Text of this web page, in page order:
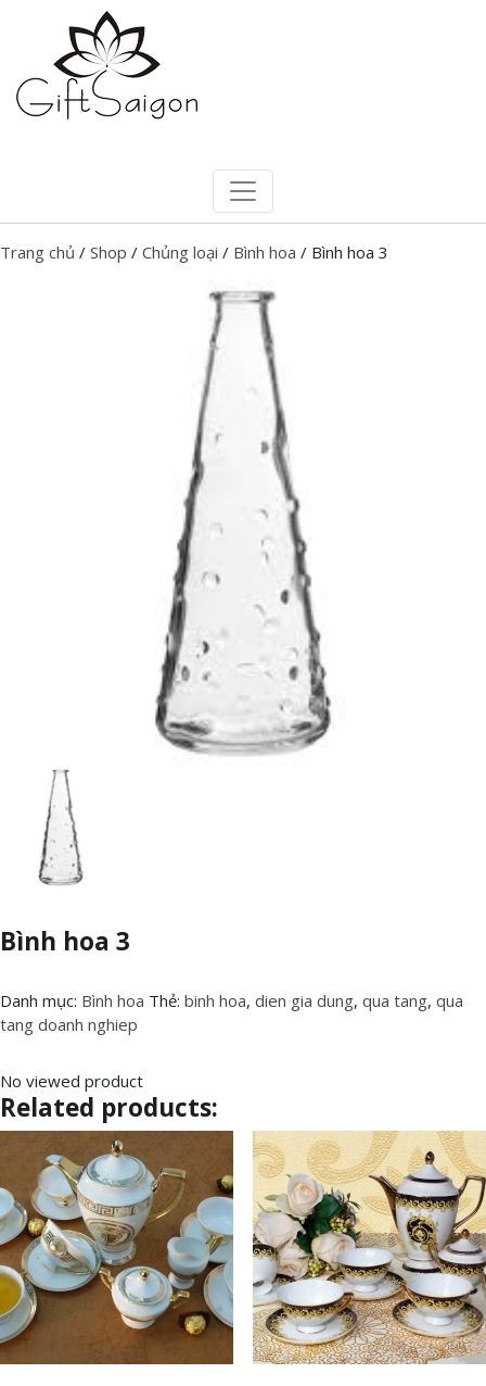
Trang chủ / Shop / Chủng loại / Bình hoa / Bình hoa 3
Bình hoa 3
Danh mục: Bình hoa Thẻ: binh hoa, dien gia dung, qua tang, qua
tang doanh nghiep
No viewed product
Related products: